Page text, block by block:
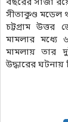
বছরের সাজা
সীতাকুণ্ড মডেল
চট্টগ্রাম উত্তর
মামলার মধ্যে
মামলায় তার
উদ্ধারের